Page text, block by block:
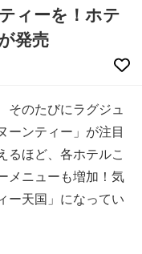
ィーを！ホテ
発売
そのたびにラグジュ
ーンティー」が注目
るほど、各ホテルこ
メニューも増加！気
ー天国」になってい